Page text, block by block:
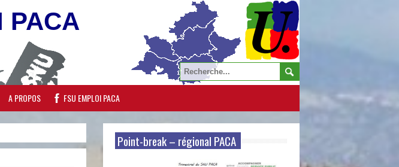
PACA
A PROPOS FSU EMPLOI PACA
Point-break – régional PACA